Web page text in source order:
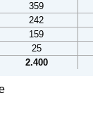
359
242
159
25
2.400